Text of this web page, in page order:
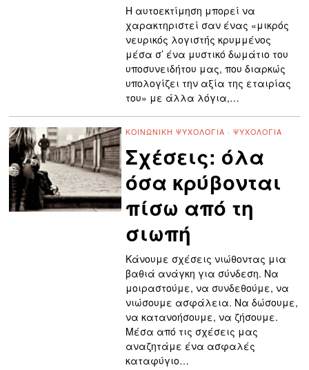
Η αυτοεκτίμηση μπορεί να
χαρακτηριστεί σαν ένας «μικρός
νευρικός λογιστής κρυμμένος
μέσα σ’ ένα μυστικό δωμάτιο του
υποσυνειδήτου μας, που διαρκώς
υπολογίζει την αξία της εταιρίας
του» με άλλα λόγια,…
ΚΟΙΝΩΝΙΚΉ ΨΥΧΟΛΟΓΊΑ · ΨΥΧΟΛΟΓΊΑ
Σχέσεις: όλα
όσα κρύβονται
πίσω από τη
σιωπή
Κάνουμε σχέσεις νιώθοντας μια
βαθιά ανάγκη για σύνδεση. Να
μοιραστούμε, να συνδεθούμε, να
νιώσουμε ασφάλεια. Να δώσουμε,
να κατανοήσουμε, να ζήσουμε.
Μέσα από τις σχέσεις μας
αναζητάμε ένα ασφαλές
καταφύγιο…